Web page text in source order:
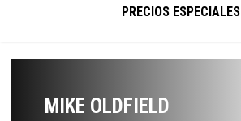
PRECIOS ESPECIALES
MIKE OLDFIELD